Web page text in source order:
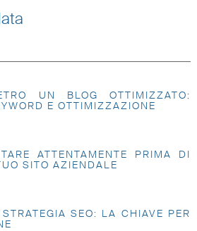
UN BLOG OTTIMIZZATO:
E OTTIMIZZAZIONE
ATTENTAMENTE PRIMA DI
SITO AZIENDALE
SEO: LA CHIAVE PER